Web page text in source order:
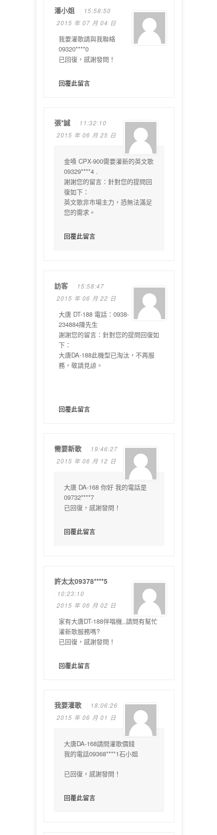
潘小姐
15:58:50
2015 年 07 月 04 日
我要灌歌請與我聯絡
09320****0
已回復，感謝發問！
回覆此留言
張*誠
11:32:10
2015 年 06 月 25 日
金嗓 CPX-900需要灌新的英文歌
09329****4 .
謝謝您的留言：針對您的提問回
復如下：
英文歌非市場主力，恐無法滿足
您的需求。
回覆此留言
訪客
15:58:47
2015 年 06 月 22 日
大唐 DT-188 電話：0938-
234884陳先生
謝謝您的留言：針對您的提問回復如
下：
大唐DA-188此機型已淘汰，不再服
務，敬請見諒。
回覆此留言
需要新歌
19:46:27
2015 年 06 月 12 日
大唐 DA-168 你好 我的電話是
09732****7
已回復，感謝發問！
回覆此留言
許太太09378****5
10:23:10
2015 年 06 月 02 日
家有大唐DT-188伴唱機,,請問有幫忙
灌新歌服務嗎?
已回復，感謝發問！
回覆此留言
我要灌歌
18:06:26
2015 年 06 月 01 日
大唐DA-168請問灌歌價錢
我的電話09368****1石小姐
已回復，感謝發問！
回覆此留言